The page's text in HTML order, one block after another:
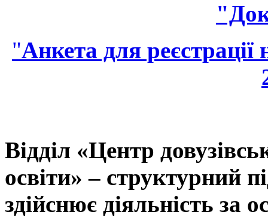
"Анкета для
Відділ «Центр
освіти» – структурний
здійснює діяльність